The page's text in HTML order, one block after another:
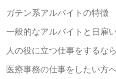
ガテン系アルバイトの特徴
一般的なアルバイトと日雇
人の役に立つ仕事をするな
医療事務の仕事をしたい方